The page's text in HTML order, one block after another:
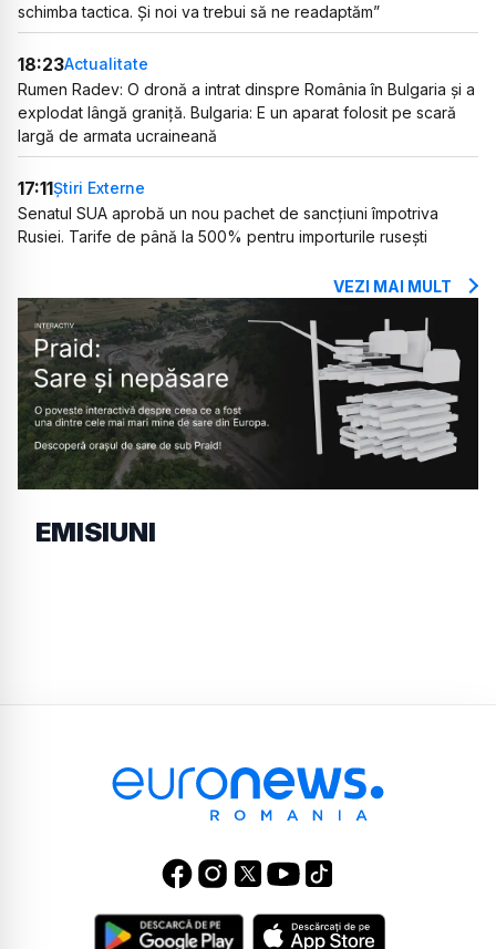
schimba tactica. Și noi va trebui să ne readaptăm”
18:23Actualitate
Rumen Radev: O dronă a intrat dinspre România în Bulgaria și a
explodat lângă graniță. Bulgaria: E un aparat folosit pe scară
largă de armata ucraineană
17:11Știri Externe
Senatul SUA aprobă un nou pachet de sancțiuni împotriva
Rusiei. Tarife de până la 500% pentru importurile rusești
VEZI MAI MULT
EMISIUNI